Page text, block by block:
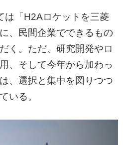
は「H2Aロケットを三菱
、民間企業でできるもの
く。ただ、研究開発やロ
、そして今年から加わっ
、選択と集中を図りつつ
いる。